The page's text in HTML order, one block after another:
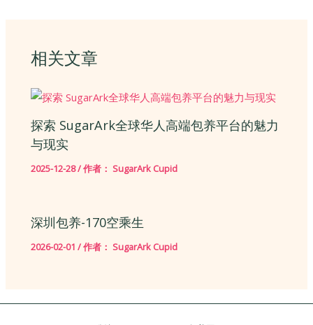
相关文章
探索 SugarArk全球华人高端包养平台的魅力
与现实
2025-12-28/ 作者： SugarArk Cupid
深圳包养-170空乘生
2026-02-01/ 作者： SugarArk Cupid